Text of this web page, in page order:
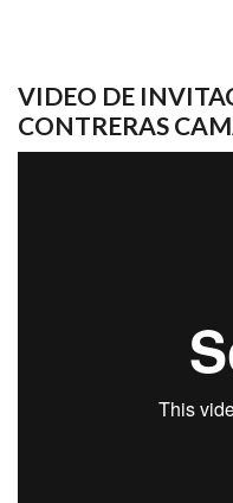
VIDEO DE
CONTRERAS